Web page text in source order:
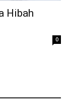
Hibah
0